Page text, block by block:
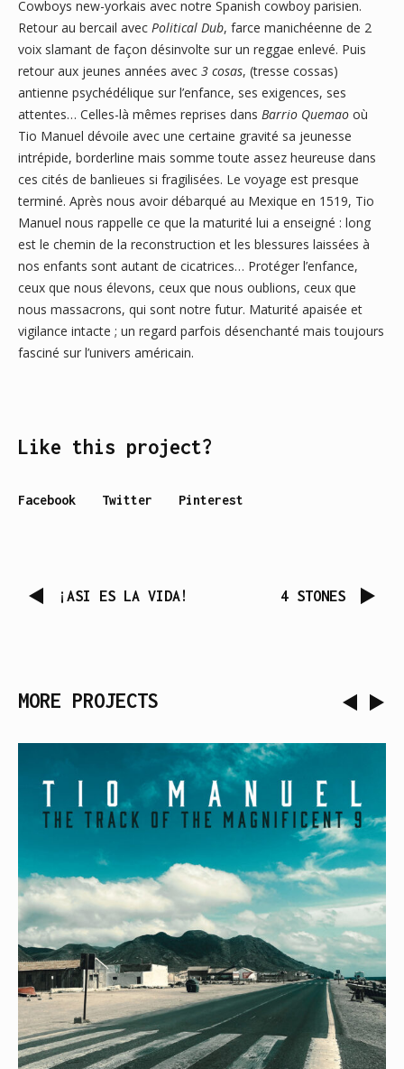
Cowboys new-yorkais avec notre Spanish cowboy parisien.
Retour au bercail avec Political Dub, farce manichéenne de 2
voix slamant de façon désinvolte sur un reggae enlevé. Puis
retour aux jeunes années avec 3 cosas, (tresse cossas)
antienne psychédélique sur l’enfance, ses exigences, ses
attentes… Celles-là mêmes reprises dans Barrio Quemaooù
Tio Manuel dévoile avec une certaine gravité sa jeunesse
intrépide, borderline mais somme toute assez heureuse dans
ces cités de banlieues si fragilisées. Le voyage est presque
terminé. Après nous avoir débarqué au Mexique en 1519, Tio
Manuel nous rappelle ce que la maturité lui a enseigné : long
est le chemin de la reconstruction et les blessures laissées à
nos enfants sont autant de cicatrices… Protéger l’enfance,
ceux que nous élevons, ceux que nous oublions, ceux que
nous massacrons, qui sont notre futur. Maturité apaisée et
vigilance intacte ; un regard parfois désenchanté mais toujours
fasciné sur l’univers américain.
Like this project?
Facebook Twitter Pinterest
4 STONES
¡ASI ES LA VIDA!
MORE PROJECTS